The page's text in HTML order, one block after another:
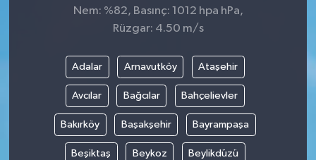
Nem: %82, Basınç: 1012 hpa hPa,
Rüzgar: 4.50 m/s
Adalar Arnavutköy Ataşehir
Avcılar Bağcılar Bahçelievler
Bakırköy Başakşehir Bayrampaşa
Beşiktaş Beykoz Beylikdüzü
DÜNYA
MEDYA
OTOMOTİV
TEKNOLOJİ